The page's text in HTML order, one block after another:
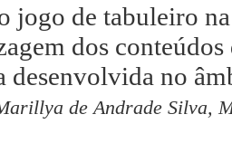
jogo de tabuleiro
dos
desenvolvida no
de Andrade Silva,